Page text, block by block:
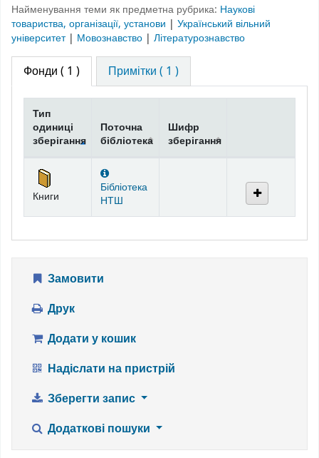
Найменування теми як предметна рубрика: Наукові
товариства, організації, установи | Український вільний
університет | Мовознавство | Літературознавство
Фонди ( 1 ) Примітки ( 1 )
Фонди
Тип
одиниці
зберігання
Поточна
бібліотека
Шифр
зберігання
Книги
Бібліотека
НТШ
Замовити
Друк
Додати у кошик
Надіслати на пристрій
Зберегти запис
Додаткові пошуки